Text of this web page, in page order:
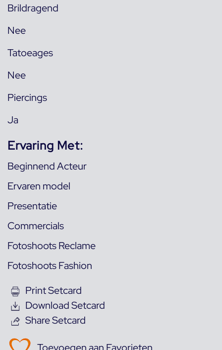
Brildragend
Nee
Tatoeages
Nee
Piercings
Ja
Ervaring Met:
Beginnend Acteur
Ervaren model
Presentatie
Commercials
Fotoshoots Reclame
Fotoshoots Fashion
Print Setcard
Download Setcard
Share Setcard